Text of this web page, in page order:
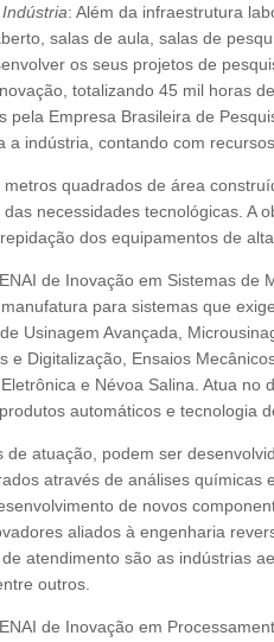
: Além da infraestrutura
salas de aula, salas de
os seus projetos de
totalizando 45 mil horas
pela Empresa Brasileira de
a indústria, contando com
metros quadrados de área
necessidades tecnológicas. A
dos equipamentos de
de Inovação em Sistemas de
para sistemas que
Usinagem Avançada,
e Digitalização, Ensaios
e Névoa Salina. Atua
automáticos e tecnologia
de atuação, podem ser
através de análises químicas
de novos
aliados à engenharia
atendimento são as indústrias
outros.
de Inovação em